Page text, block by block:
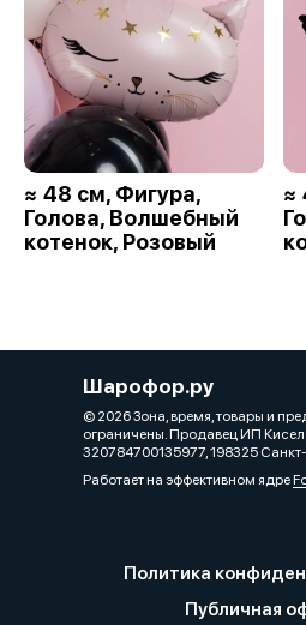
≈ 48 см, Фигура,
Голова, Волшебный
котенок, Розовый
≈
Шарофор.ру
© 2026 Зона, время, товары и
ограничены. Продавец ИП
320784700135977, 198325
Работает на эффективном ядре
Политика
Публичная